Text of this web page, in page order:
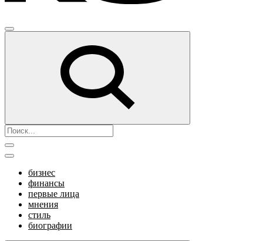
бизнес
финансы
первые лица
мнения
стиль
биографии